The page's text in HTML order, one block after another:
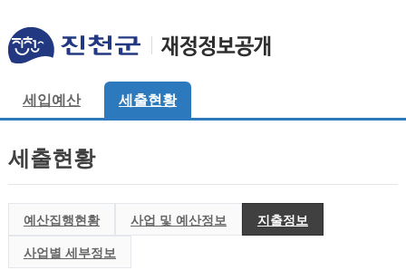
세입예산 세출현황
세출현황
예산집행현황 사업 및 예산정보 지출정보
사업별 세부정보